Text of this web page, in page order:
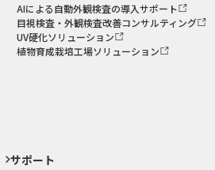
AIによる自動外観検査の導入サポート
目視検査・外観検査改善コンサルティング
UV硬化ソリューション
植物育成栽培工場ソリューション
サポート